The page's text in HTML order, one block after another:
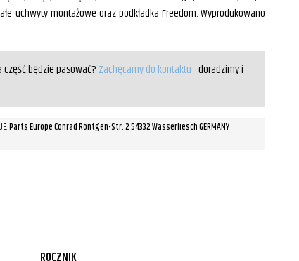
uchwyty montażowe oraz podkładka Freedom. Wyprodukowano
będzie pasować?Zachęcamy do kontaktu- doradzimy i
Parts Europe Conrad Röntgen-Str. 2 54332 Wasserliesch GERMANY